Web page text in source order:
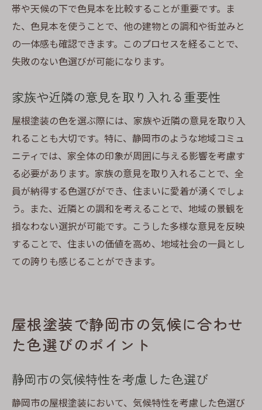
帯や天候の下で色見本を比較することが重要です。ま
た、色見本を使うことで、他の建物との調和や街並みと
の一体感も確認できます。このプロセスを経ることで、
失敗のない色選びが可能になります。
家族や近隣の意見を取り入れる重要性
屋根塗装の色を選ぶ際には、家族や近隣の意見を取り入
れることも大切です。特に、静岡市のような地域コミュ
ニティでは、家全体の印象が周囲に与える影響を考慮す
る必要があります。家族の意見を取り入れることで、全
員が納得する色選びができ、住まいに愛着が湧くでしょ
う。また、近隣との調和を考えることで、地域の景観を
損なわない選択が可能です。こうした多様な意見を反映
することで、住まいの価値を高め、地域社会の一員とし
ての誇りも感じることができます。
屋根塗装で静岡市の気候に合わせ
た色選びのポイント
静岡市の気候特性を考慮した色選び
静岡市の屋根塗装において、気候特性を考慮した色選び